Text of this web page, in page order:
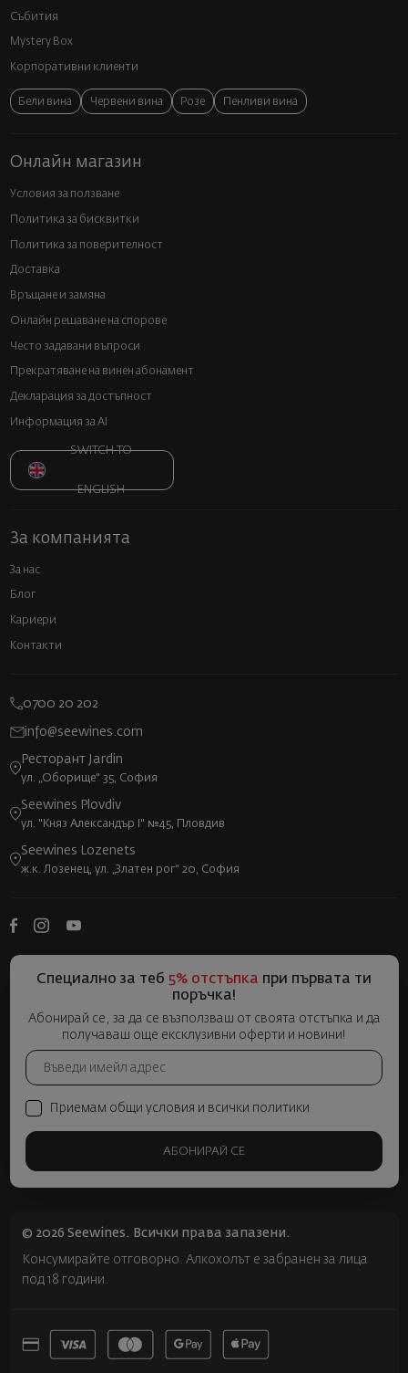
Събития
Mystery Box
Корпоративни клиенти
Бели вина Червени вина Розе Пенливи вина
Онлайн магазин
Условия за ползване
Политика за бисквитки
Политика за поверителност
Доставка
Връщане и замяна
Онлайн решаване на спорове
Често задавани въпроси
Прекратяване на винен абонамент
Декларация за достъпност
Информация за AI
SWITCH TO
ENGLISH
За компанията
За нас
Блог
Кариери
Контакти
0700 20 202
info@seewines.com
Ресторант Jardin
ул. „Оборище“ 35, София
Seewines Plovdiv
ул. "Княз Александър I" №45, Пловдив
Seewines Lozenets
ж.к. Лозенец, ул. „Златен рог“ 20, София
Специално за теб 5% отстъпка при първата ти
поръчка!
Абонирай се, за да се възползваш от своята отстъпка и да
получаваш още ексклузивни оферти и новини!
Приемам общи условия и всички политики
АБОНИРАЙ СЕ
© 2026 Seewines. Всички права запазени.
Консумирайте отговорно. Алкохолът е забранен за лица
под 18 години.